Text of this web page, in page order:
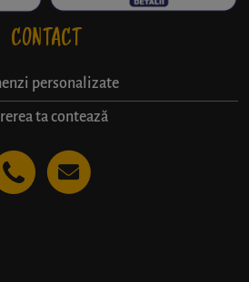
CONTACT
personalizate
ta contează